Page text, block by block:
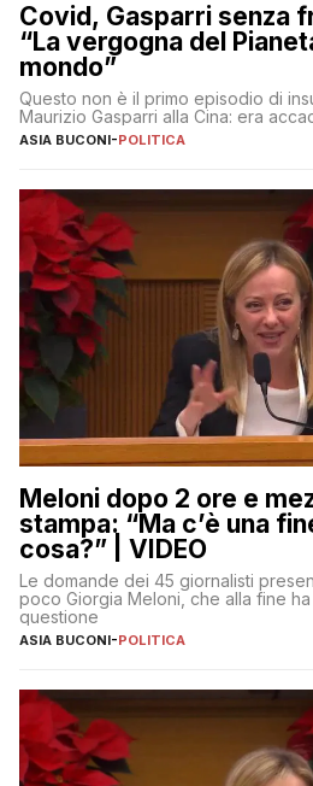
Covid, Gasparri senza
“La vergogna del
mondo”
Questo non è il primo episodio di
Maurizio Gasparri alla Cina: era
ASIA BUCONI-POLITICA
Meloni dopo 2 ore e
stampa: “Ma c’è una
cosa?” | VIDEO
Le domande dei 45 giornalisti
poco Giorgia Meloni, che alla fine
questione
ASIA BUCONI-POLITICA